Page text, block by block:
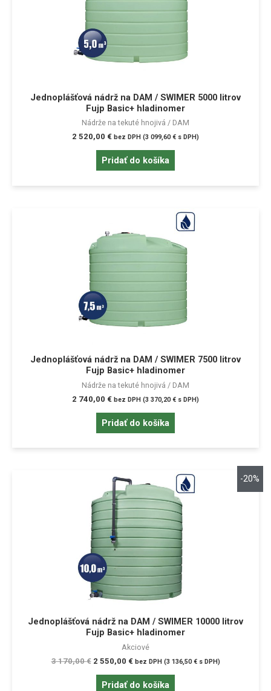
Jednoplášťová nádrž na DAM / SWIMER 5000 litrov
Fujp Basic+ hladinomer
Nádrže na tekuté hnojivá / DAM
2 520,00 € bez DPH (3 099,60€ s DPH)
Pridať do košíka
Jednoplášťová nádrž na DAM / SWIMER 7500 litrov
Fujp Basic+ hladinomer
Nádrže na tekuté hnojivá / DAM
2 740,00 € bez DPH (3 370,20€ s DPH)
Pridať do košíka
-20%
Jednoplášťová nádrž na DAM / SWIMER 10000 litrov
Fujp Basic+ hladinomer
Akciové
3 170,00€ 2 550,00 € bez DPH (3 136,50€s DPH)
Pridať do košíka